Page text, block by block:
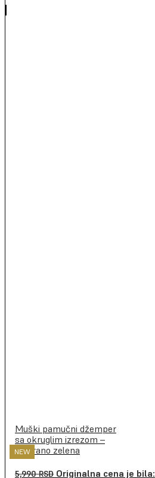
NEW
NEW
Muški pamučni džemper
sa okruglim izrezom –
melirano zelena
5,990RSD Originalna cena je bila: